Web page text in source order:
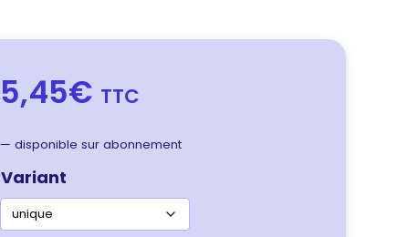
5,45€ TTC
— disponible sur abonnement
Variant